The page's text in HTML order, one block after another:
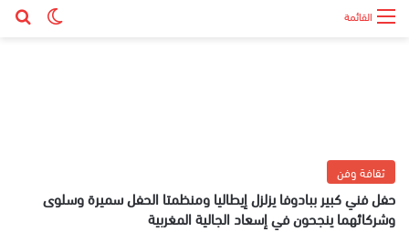
القائمة
ثقافة وفن
حفل فني كبير ببادوفا يزلزل إيطاليا ومنظمتا الحفل سميرة وسلوى
وشركائهما ينجحون في إسعاد الجالية المغربية